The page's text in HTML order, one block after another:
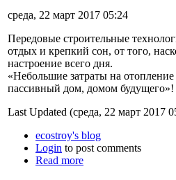
среда, 22 март 2017 05:24
Передовые строительные
отдых и крепкий сон, от того,
настроение всего дня.
«Небольшие затраты на
пассивный дом, домом будущего»!
Last Updated (среда, 22 март 2017
ecostroy's blog
Login to post comments
Read more